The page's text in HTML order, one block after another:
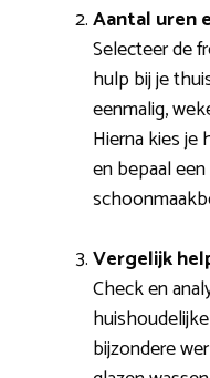
Aantal uren
Selecteer de
hulp bij je
eenmalig,
Hierna kies
en bepaal
Vergelijk
Check en
bijzondere